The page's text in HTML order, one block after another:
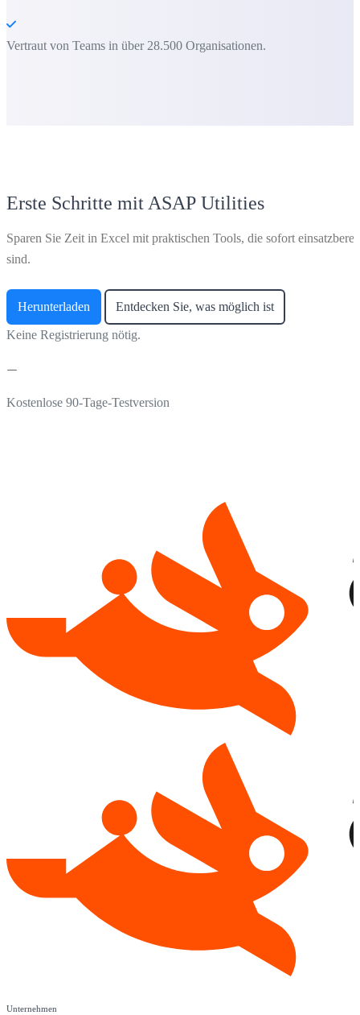
Vertraut von Teams in über 28.500 Organisationen.
Erste Schritte mit ASAP Utilities
Sparen Sie Zeit in Excel mit praktischen Tools, die sofort einsatzbereit
sind.
Herunterladen Entdecken Sie, was möglich ist
Keine Registrierung nötig.
Kostenlose 90-Tage-Testversion
Unternehmen